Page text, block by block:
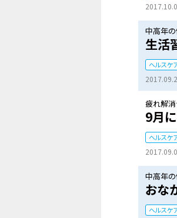
中高年の
生活
ヘルスケ
疲れ解消
9月
ヘルスケ
中高年の
おな
ヘルスケ